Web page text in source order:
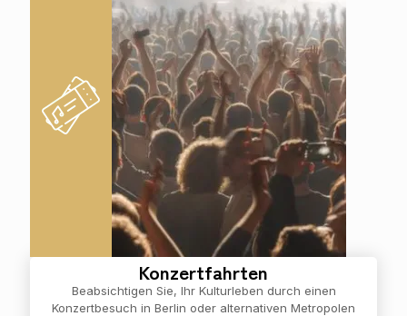
Konzertfahrten
Beabsichtigen Sie, Ihr Kulturleben durch einen
Konzertbesuch in Berlin oder alternativen Metropolen